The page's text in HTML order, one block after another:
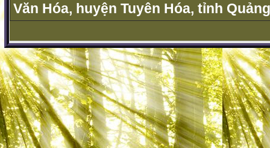
Văn Hóa, huyện Tuyên Hóa, tỉnh